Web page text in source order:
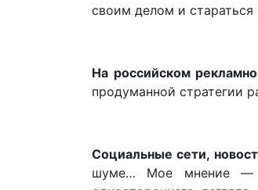
своим делом и стараться
На российском
продуманной стратегии
Социальные сети,
шуме… Мое мнение —